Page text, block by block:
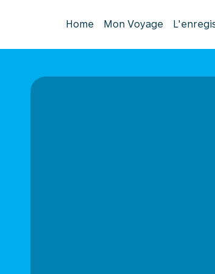
Home Mon Voyage